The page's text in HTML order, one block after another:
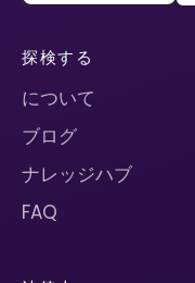
探検する
について
ブログ
ナレッジハブ
FAQ